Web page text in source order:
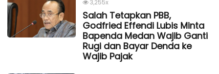
3,255x
Salah Tetapkan PBB,
Godfried Effendi Lubis Minta
Bapenda Medan Wajib Ganti
Rugi dan Bayar Denda ke
Wajib Pajak